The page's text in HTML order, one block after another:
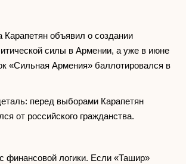
Карапетян объявил о создании
силы в Армении, а уже в июне
«Сильная Армения» баллотировался в
перед выборами Карапетян
от российского гражданства.
финансовой логики. Если «Ташир»